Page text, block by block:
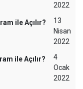
2022
ile Açılır?
13
Nisan
2022
ile Açılır?
4
Ocak
2022